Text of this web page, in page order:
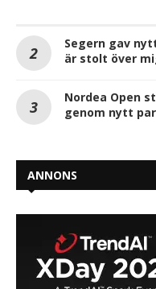
Segern gav
är stolt över
Nordea Open
genom nytt
ANNONS